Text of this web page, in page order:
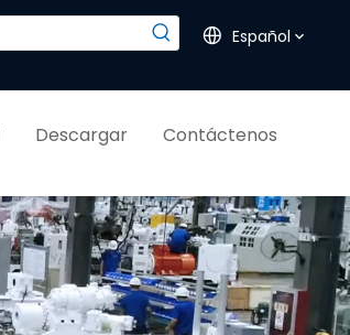
Español
Descargar Contáctenos